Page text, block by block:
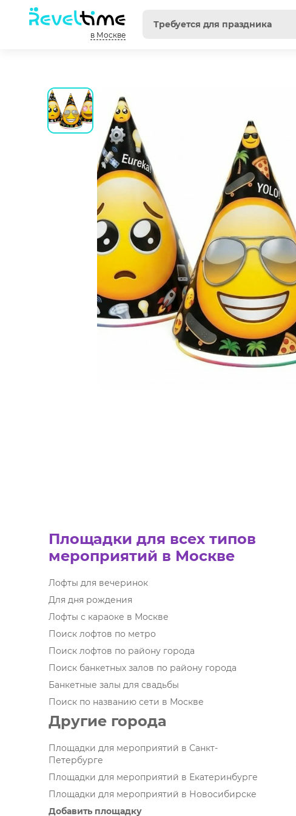
в Москве
Площадки для всех типов
мероприятий в Москве
Лофты для вечеринок
Для дня рождения
Лофты с караоке в Москве
Поиск лофтов по метро
Поиск лофтов по району города
Поиск банкетных залов по району города
Банкетные залы для свадьбы
Поиск по названию сети в Москве
Другие города
Площадки для мероприятий в Санкт-
Петербурге
Площадки для мероприятий в Екатеринбурге
Площадки для мероприятий в Новосибирске
Добавить площадку